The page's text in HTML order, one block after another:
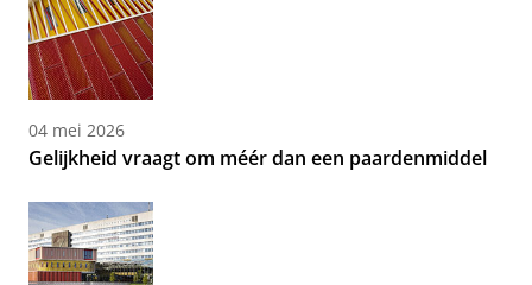
04 mei 2026
Gelijkheid vraagt om méér dan een paardenmiddel